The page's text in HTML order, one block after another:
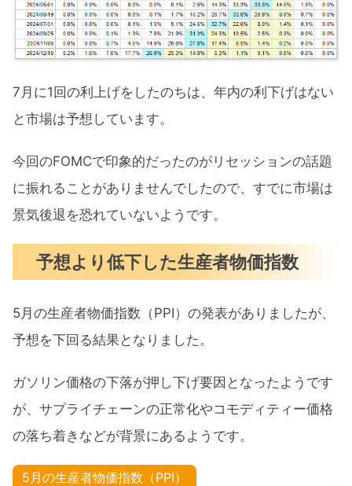
7月に1回の利上げをしたのちは、年内の利下げはない
と市場は予想しています。
今回のFOMCで印象的だったのがリセッションの話題
に振れることがありませんでしたので、すでに市場は
景気後退を恐れていないようです。
予想より低下した生産者物価指数
5月の生産者物価指数（PPI）の発表がありましたが、
予想を下回る結果となりました。
ガソリン価格の下落が押し下げ要因となったようです
が、サプライチェーンの正常化やコモディティー価格
の落ち着きなどが背景にあるようです。
5月の生産者物価指数（PPI）